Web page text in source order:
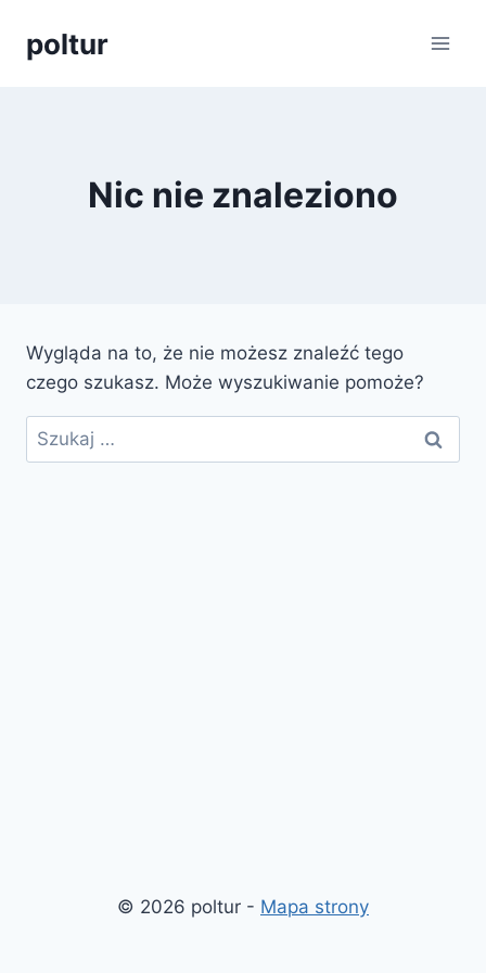
poltur
Nic nie znaleziono
Wygląda na to, że nie możesz znaleźć tego
czego szukasz. Może wyszukiwanie pomoże?
Szukaj:
© 2026 poltur - Mapa strony